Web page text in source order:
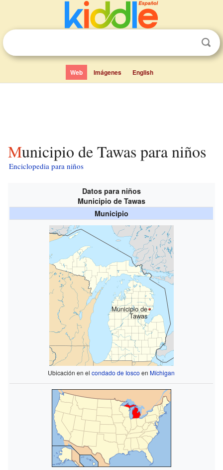
Web Imágenes English
Municipio de Tawas para niños
Enciclopedia para niños
Datos para niños
Municipio de Tawas
Municipio
Municipio de
Tawas
Ubicación en elcondado de Iosco enMíchigan